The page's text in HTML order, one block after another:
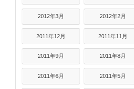
2012年3月 2012年2月
2011年12月 2011年11月
2011年9月 2011年8月
2011年6月 2011年5月